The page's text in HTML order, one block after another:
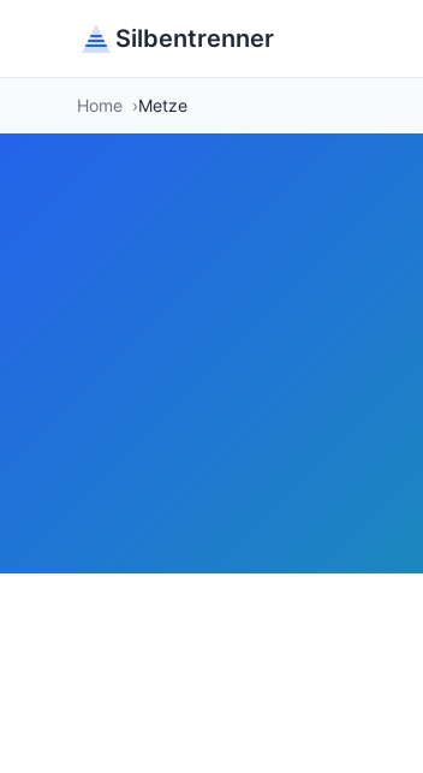
Silbentrenner
Home Metze